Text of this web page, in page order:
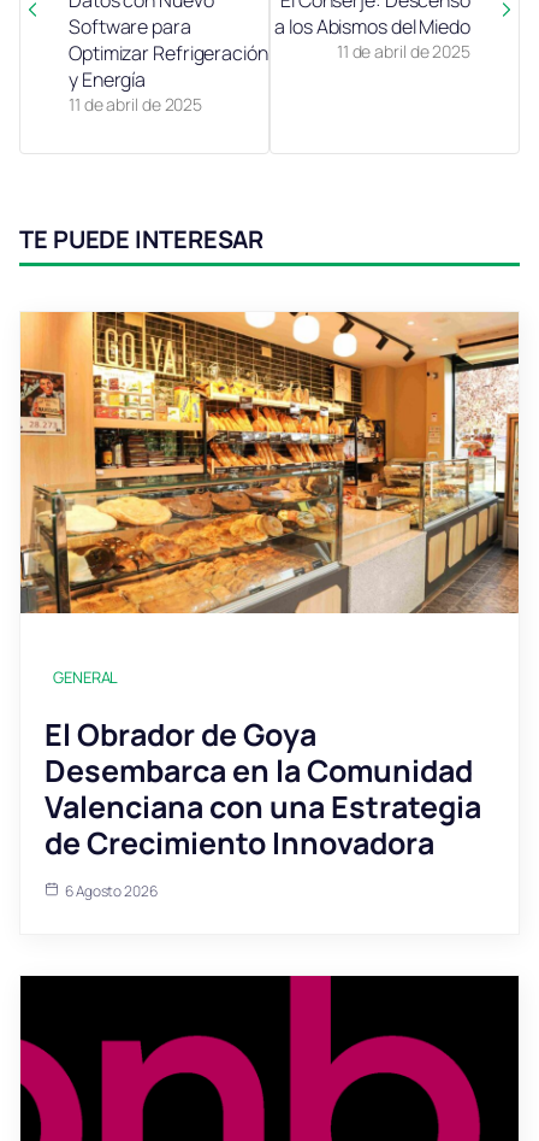
11 de abril de 2025
Software para
Optimizar Refrigeración
y Energía
11 de abril de 2025
a los Abismos del Miedo
TE PUEDE INTERESAR
GENERAL
El Obrador de Goya
Desembarca en la Comunidad
Valenciana con una Estrategia
de Crecimiento Innovadora
6 Agosto 2026